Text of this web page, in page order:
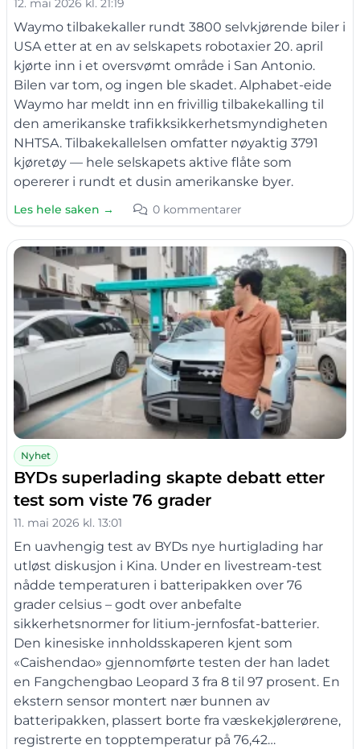
12. mai 2026 kl. 21:19
Waymo tilbakekaller rundt 3800 selvkjørende biler i
USA etter at en av selskapets robotaxier 20. april
kjørte inn i et oversvømt område i San Antonio.
Bilen var tom, og ingen ble skadet. Alphabet-eide
Waymo har meldt inn en frivillig tilbakekalling til
den amerikanske trafikksikkerhetsmyndigheten
NHTSA. Tilbakekallelsen omfatter nøyaktig 3791
kjøretøy — hele selskapets aktive flåte som
opererer i rundt et dusin amerikanske byer.
Les hele saken → 0 kommentarer
Nyhet
BYDs superlading skapte debatt etter
test som viste 76 grader
11. mai 2026 kl. 13:01
En uavhengig test av BYDs nye hurtiglading har
utløst diskusjon i Kina. Under en livestream-test
nådde temperaturen i batteripakken over 76
grader celsius – godt over anbefalte
sikkerhetsnormer for litium-jernfosfat-batterier.
Den kinesiske innholdsskaperen kjent som
«Caishendao» gjennomførte testen der han ladet
en Fangchengbao Leopard 3 fra 8 til 97 prosent. En
ekstern sensor montert nær bunnen av
batteripakken, plassert borte fra væskekjølerørene,
registrerte en topptemperatur på 76,42…